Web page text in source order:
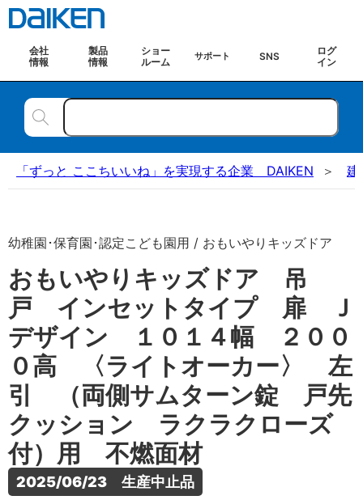
会社
情報
製品
情報
ショー
ルーム
サポート SNS
ログ
イン
「ずっと ここちいいね」を実現する企業 DAIKEN 建
幼稚園･保育園･認定こども園用 / おもいやりキッズドア
おもいやりキッズドア 吊
戸 インセットタイプ 扉 Ｊ
デザイン １０１４幅 ２００
０高 〈ライトオーカー〉 左
引 （両側サムターン錠 戸先
クッション ラクラクローズ
付）用 不燃面材
2025/06/23　生産中止品